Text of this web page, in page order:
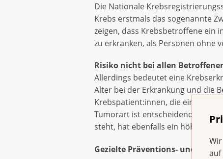
auf
Die Nationale
Krebs erstmals das sogenannte
zeigen, dass Krebsbetroffene ein
zu erkranken, als Personen ohne
Risiko nicht bei allen
Allerdings bedeutet eine
Alter bei der Erkrankung und die
Krebspatient:innen, die eine
Tumorart ist entscheidend: Wer
steht, hat ebenfalls ein höheres
Gezielte Präventions- und